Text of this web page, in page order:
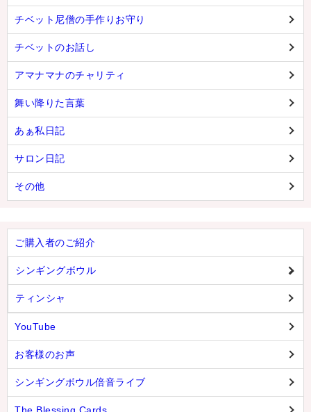
チベット尼僧の手作りお守り
チベットのお話し
アマナマナのチャリティ
舞い降りた言葉
あぁ私日記
サロン日記
その他
ご購入者のご紹介
シンギングボウル
ティンシャ
YouTube
お客様のお声
シンギングボウル倍音ライブ